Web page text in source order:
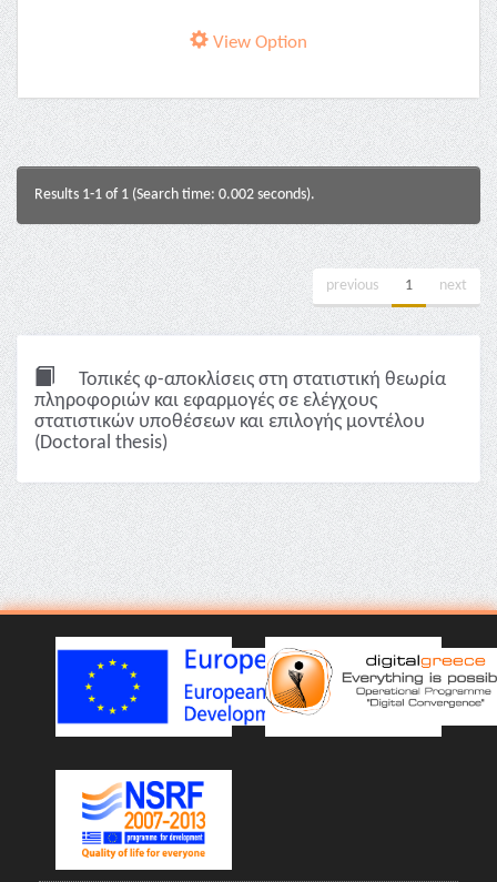
View Option
Results 1-1 of 1 (Search time: 0.002 seconds).
previous 1 next
Τοπικές φ-αποκλίσεις στη στατιστική θεωρία
πληροφοριών και εφαρμογές σε ελέγχους
στατιστικών υποθέσεων και επιλογής μοντέλου
(Doctoral thesis)